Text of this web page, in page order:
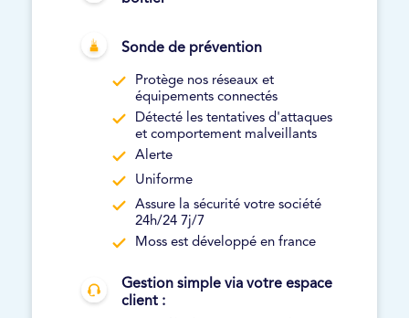
Sonde de prévention
Protège nos réseaux et
équipements connectés
Détecté les tentatives d'attaques
et comportement malveillants
Alerte
Uniforme
Assure la sécurité votre société
24h/24 7j/7
Moss est développé en france
Gestion simple via votre espace
client :